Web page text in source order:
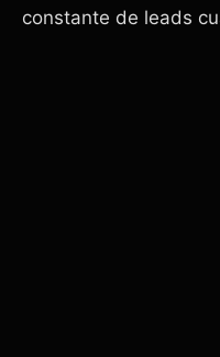
constante de leads